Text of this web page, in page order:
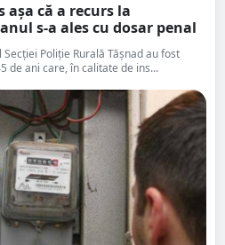
că a recurs la
s-a ales cu dosar penal
Poliție Rurală Tășnad au fost
de ani care, în calitate de ins...